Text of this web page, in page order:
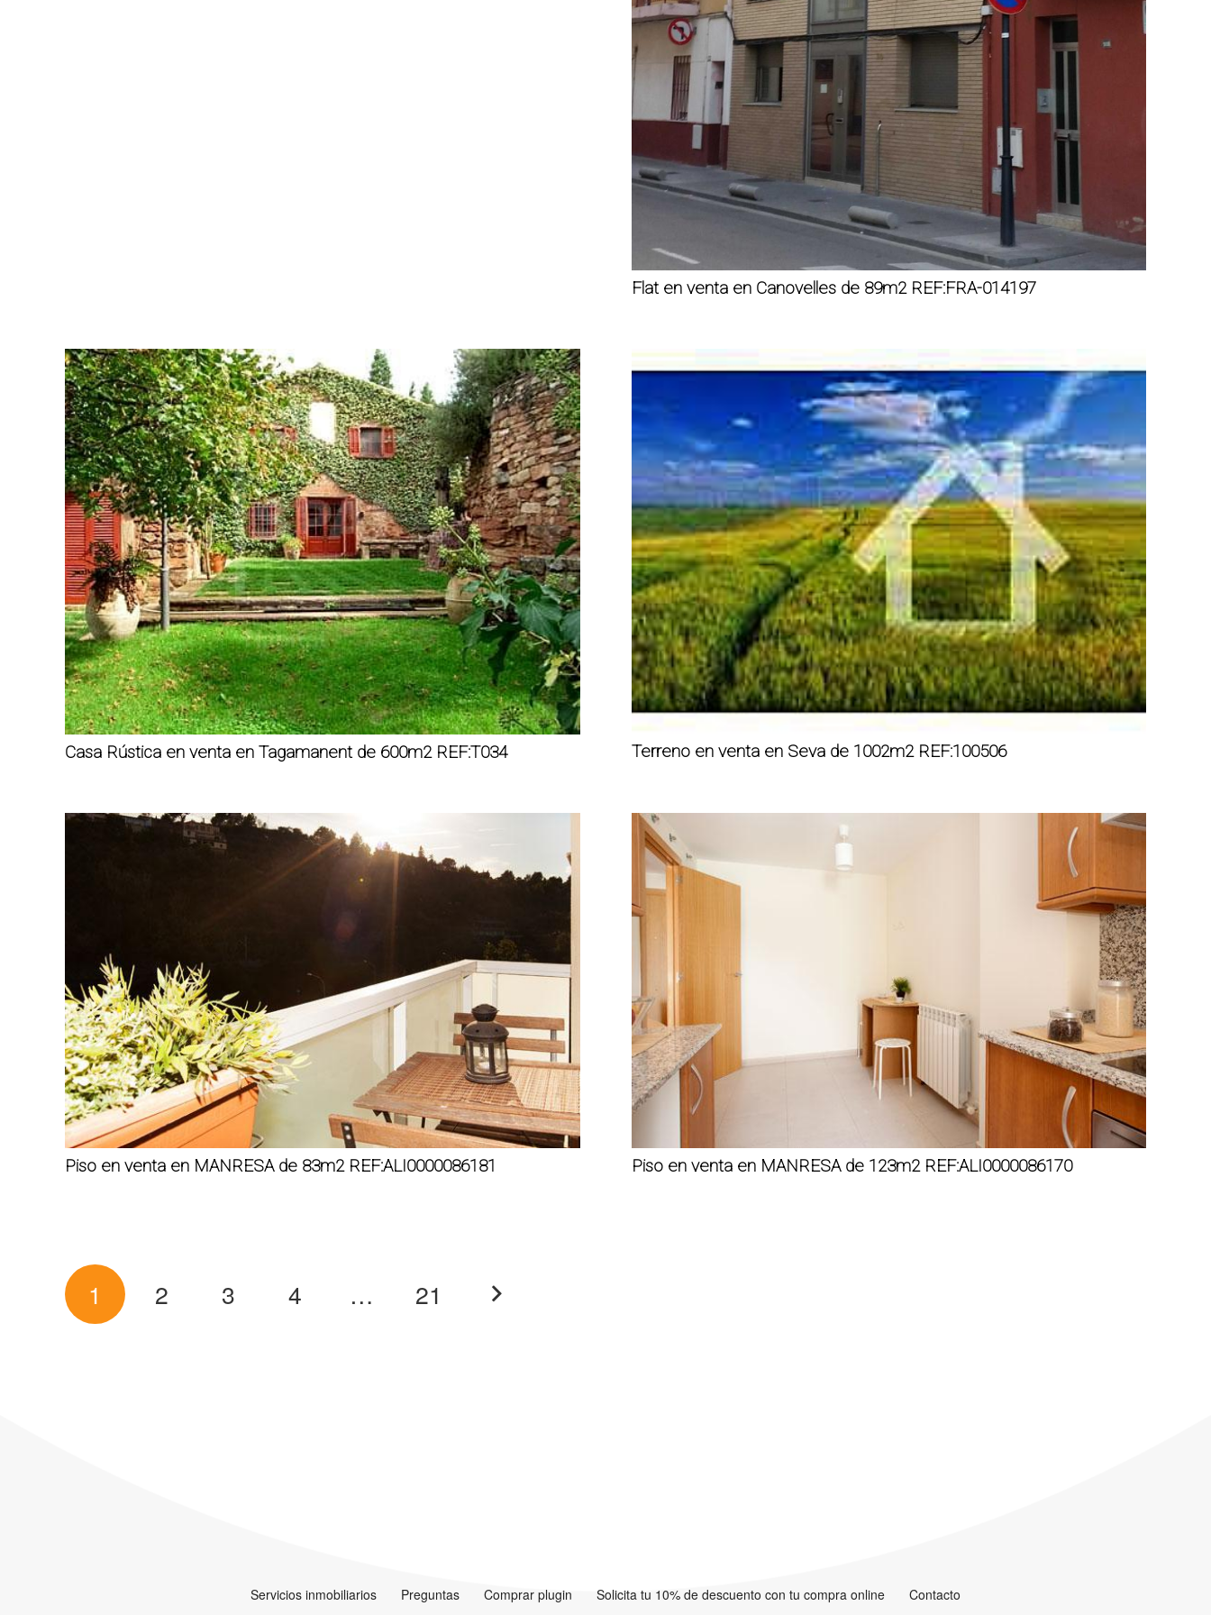
Flat en venta en Canovelles de 89m2 REF:FRA-014197
Casa Rústica en venta en Tagamanent de 600m2 REF:T034 Terreno en venta en Seva de 1002m2 REF:100506
Piso en venta en MANRESA de 83m2 REF:ALI0000086181 Piso en venta en MANRESA de 123m2 REF:ALI0000086170
1 2 3 4 … 21
Servicios inmobiliarios Preguntas Comprar plugin Solicita tu 10% de descuento con tu compra online Contacto